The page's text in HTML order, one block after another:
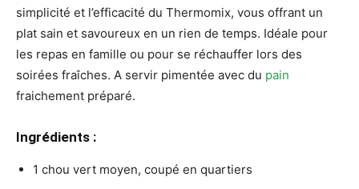
simplicité et l’efficacité du Thermomix, vous offrant un
plat sain et savoureux en un rien de temps. Idéale pour
les repas en famille ou pour se réchauffer lors des
soirées fraîches. A servir pimentée avec du pain
fraichement préparé.
Ingrédients :
1 chou vert moyen, coupé en quartiers